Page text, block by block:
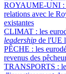
ROYAUME-UNI :
relations avec le
existantes
CLIMAT : les
leadership de l'UE
PÊCHE : les
revenus des
TRANSPORTS :